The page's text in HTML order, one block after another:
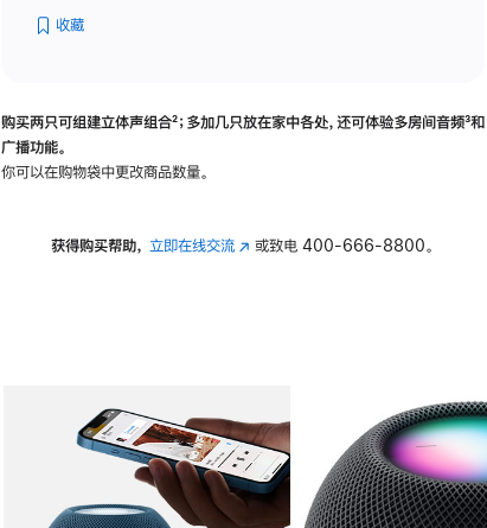
收藏
购买两只可组建立体声组合脚
²；多加几只放在家中各处，还可体验多‍房‍间音频脚
³和
广播功能。
你可以在购物袋中更改商品数量。
获得购买帮助， 立即在线交流(在 或致电 400-666-8800。
图库 图像 4 图库 图像 5